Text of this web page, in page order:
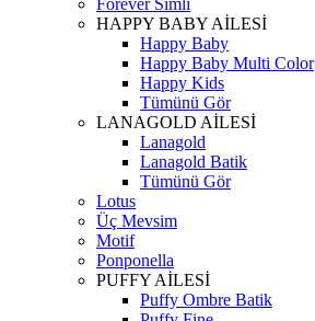
Forever Simli
HAPPY BABY AİLESİ
Happy Baby
Happy Baby Multi Color
Happy Kids
Tümünü Gör
LANAGOLD AİLESİ
Lanagold
Lanagold Batik
Tümünü Gör
Lotus
Üç Mevsim
Motif
Ponponella
PUFFY AİLESİ
Puffy Ombre Batik